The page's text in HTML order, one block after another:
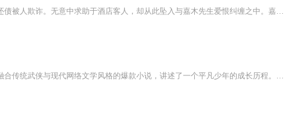
艺校女生何娜家境贫寒，为了打工还债被人欺诈。无意中求助于酒店客人，却从此坠入与嘉木先生爱恨纠缠之中。嘉木先生的成熟魅力深深吸引着何娜，她却不得不在嘉木与阿凌、年十三三人之间的恩怨面前止步……经历情窦初开、深爱、爱恨交织、分离，时光匆匆，...
《剑影无名：江湖不问归期》一部融合传统武侠与现代网络文学风格的爆款小说，讲述了一个平凡少年的成长历程。他手持一把无名剑，踏入风云变幻的江湖，开启了一段充满挑战与机遇的传奇之旅。在这个宏大的江湖世界中，十大名剑的出现引发了无数恩怨纠葛，而...